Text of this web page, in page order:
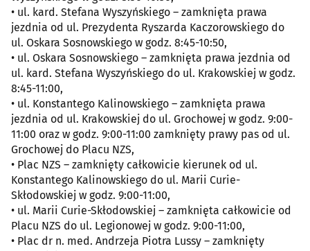
• ul. kard. Stefana Wyszyńskiego – zamknięta prawa
jezdnia od ul. Prezydenta Ryszarda Kaczorowskiego do
ul. Oskara Sosnowskiego w godz. 8:45-10:50,
• ul. Oskara Sosnowskiego – zamknięta prawa jezdnia od
ul. kard. Stefana Wyszyńskiego do ul. Krakowskiej w godz.
8:45-11:00,
• ul. Konstantego Kalinowskiego – zamknięta prawa
jezdnia od ul. Krakowskiej do ul. Grochowej w godz. 9:00-
11:00 oraz w godz. 9:00-11:00 zamknięty prawy pas od ul.
Grochowej do Placu NZS,
• Plac NZS – zamknięty całkowicie kierunek od ul.
Konstantego Kalinowskiego do ul. Marii Curie-
Skłodowskiej w godz. 9:00-11:00,
• ul. Marii Curie-Skłodowskiej – zamknięta całkowicie od
Placu NZS do ul. Legionowej w godz. 9:00-11:00,
• Plac dr n. med. Andrzeja Piotra Lussy – zamknięty